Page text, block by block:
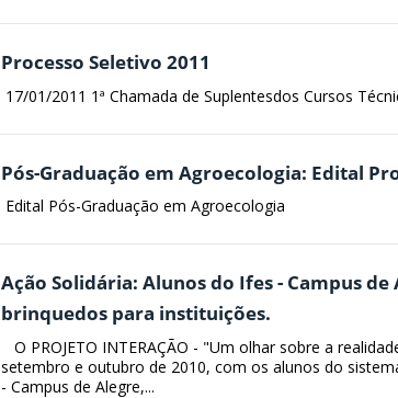
Processo Seletivo 2011
17/01/2011 1ª Chamada de Suplentesdos Cursos
Pós-Graduação em Agroecologia: Edital
Edital Pós-Graduação em Agroecologia
Ação Solidária: Alunos do Ifes - Campus
brinquedos para instituições.
O PROJETO INTERAÇÃO - "Um olhar sobre a
setembro e outubro de 2010, com os alunos do
- Campus de Alegre,...